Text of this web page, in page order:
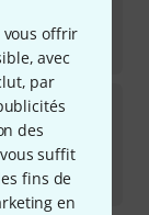
vous offrir
avec
par
des
suffit
fins de
en